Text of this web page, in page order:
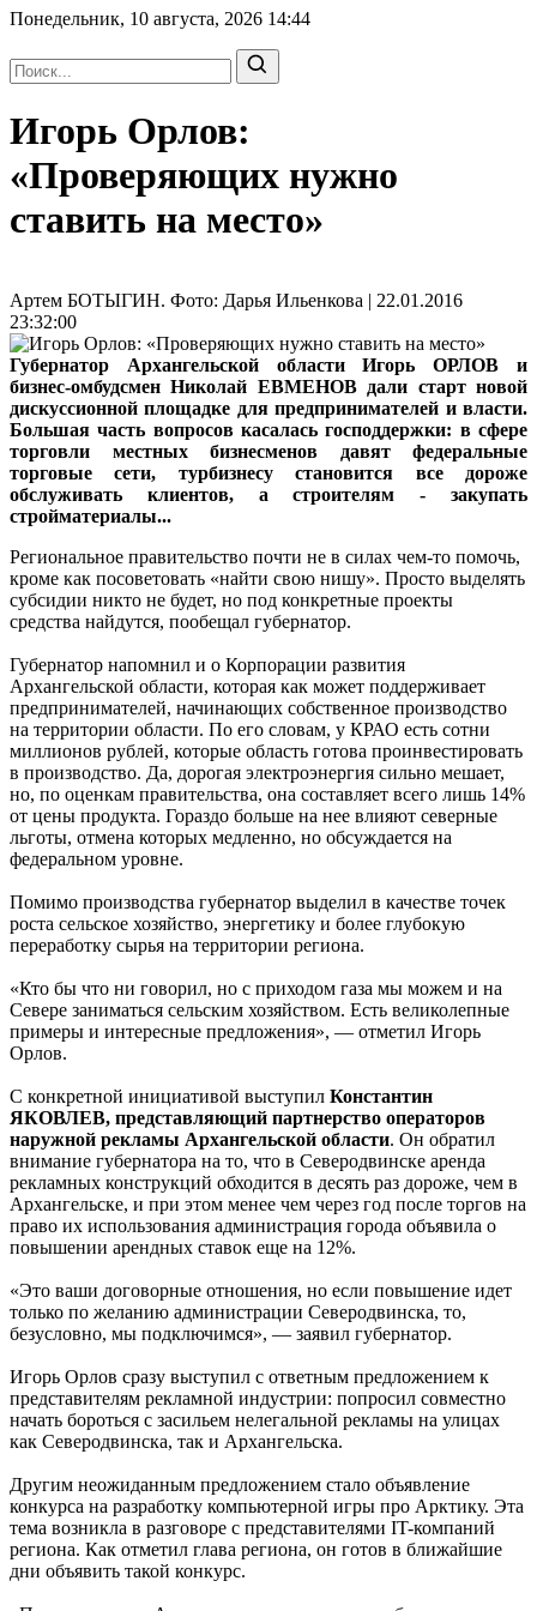
Понедельник, 10 августа, 2026 14:44
Игорь Орлов:
«Проверяющих нужно
ставить на место»
Артем БОТЫГИН. Фото: Дарья Ильенкова | 22.01.2016
23:32:00
Губернатор Архангельской области Игорь ОРЛОВ и
бизнес-омбудсмен Николай ЕВМЕНОВдали старт новой
дискуссионной площадке для предпринимателей и власти.
Большая часть вопросов касалась господдержки: в сфере
торговли местных бизнесменов давят федеральные
торговые сети, турбизнесу становится все дороже
обслуживать клиентов, а строителям - закупать
стройматериалы...
Региональное правительство почти не в силах чем-то помочь,
кроме как посоветовать «найти свою нишу». Просто выделять
субсидии никто не будет, но под конкретные проекты
средства найдутся, пообещал губернатор.
Губернатор напомнил и о Корпорации развития
Архангельской области, которая как может поддерживает
предпринимателей, начинающих собственное производство
на территории области. По его словам, у КРАО есть сотни
миллионов рублей, которые область готова проинвестировать
в производство. Да, дорогая электроэнергия сильно мешает,
но, по оценкам правительства, она составляет всего лишь 14%
от цены продукта. Гораздо больше на нее влияют северные
льготы, отмена которых медленно, но обсуждается на
федеральном уровне.
Помимо производства губернатор выделил в качестве точек
роста сельское хозяйство, энергетику и более глубокую
переработку сырья на территории региона.
«Кто бы что ни говорил, но с приходом газа мы можем и на
Севере заниматься сельским хозяйством. Есть великолепные
примеры и интересные предложения», — отметил Игорь
Орлов.
С конкретной инициативой выступил Константин
ЯКОВЛЕВ, представляющий партнерство операторов
наружной рекламы Архангельской области. Он обратил
внимание губернатора на то, что в Северодвинске аренда
рекламных конструкций обходится в десять раз дороже, чем в
Архангельске, и при этом менее чем через год после торгов на
право их использования администрация города объявила о
повышении арендных ставок еще на 12%.
«Это ваши договорные отношения, но если повышение идет
только по желанию администрации Северодвинска, то,
безусловно, мы подключимся», — заявил губернатор.
Игорь Орлов сразу выступил с ответным предложением к
представителям рекламной индустрии: попросил совместно
начать бороться с засильем нелегальной рекламы на улицах
как Северодвинска, так и Архангельска.
Другим неожиданным предложением стало объявление
конкурса на разработку компьютерной игры про Арктику. Эта
тема возникла в разговоре с представителями IT-компаний
региона. Как отметил глава региона, он готов в ближайшие
дни объявить такой конкурс.